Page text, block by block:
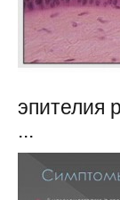
эпителия
...